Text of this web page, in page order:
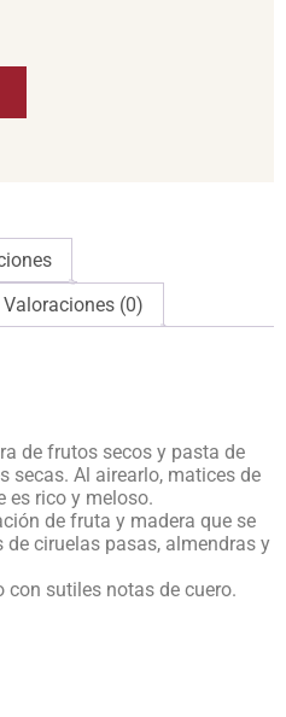
Valoraciones (0)
de frutos secos y pasta de
secas. Al airearlo, matices de
es rico y meloso.
de fruta y madera que se
ciruelas pasas, almendras y
con sutiles notas de cuero.